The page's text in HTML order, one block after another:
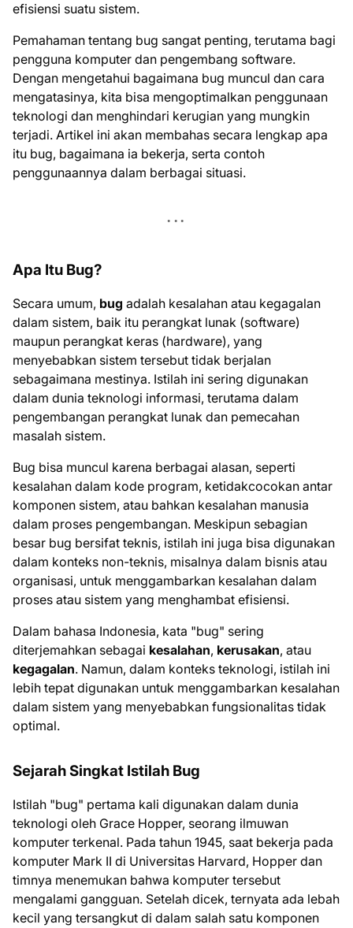
efisiensi suatu sistem.
Pemahaman tentang bug sangat penting, terutama bagi
pengguna komputer dan pengembang software.
Dengan mengetahui bagaimana bug muncul dan cara
mengatasinya, kita bisa mengoptimalkan penggunaan
teknologi dan menghindari kerugian yang mungkin
terjadi. Artikel ini akan membahas secara lengkap apa
itu bug, bagaimana ia bekerja, serta contoh
penggunaannya dalam berbagai situasi.
Apa Itu Bug?
Secara umum, bug adalah kesalahan atau kegagalan
dalam sistem, baik itu perangkat lunak (software)
maupun perangkat keras (hardware), yang
menyebabkan sistem tersebut tidak berjalan
sebagaimana mestinya. Istilah ini sering digunakan
dalam dunia teknologi informasi, terutama dalam
pengembangan perangkat lunak dan pemecahan
masalah sistem.
Bug bisa muncul karena berbagai alasan, seperti
kesalahan dalam kode program, ketidakcocokan antar
komponen sistem, atau bahkan kesalahan manusia
dalam proses pengembangan. Meskipun sebagian
besar bug bersifat teknis, istilah ini juga bisa digunakan
dalam konteks non-teknis, misalnya dalam bisnis atau
organisasi, untuk menggambarkan kesalahan dalam
proses atau sistem yang menghambat efisiensi.
Dalam bahasa Indonesia, kata "bug" sering
diterjemahkan sebagai kesalahan, kerusakan, atau
kegagalan. Namun, dalam konteks teknologi, istilah ini
lebih tepat digunakan untuk menggambarkan kesalahan
dalam sistem yang menyebabkan fungsionalitas tidak
optimal.
Sejarah Singkat Istilah Bug
Istilah "bug" pertama kali digunakan dalam dunia
teknologi oleh Grace Hopper, seorang ilmuwan
komputer terkenal. Pada tahun 1945, saat bekerja pada
komputer Mark II di Universitas Harvard, Hopper dan
timnya menemukan bahwa komputer tersebut
mengalami gangguan. Setelah dicek, ternyata ada lebah
kecil yang tersangkut di dalam salah satu komponen